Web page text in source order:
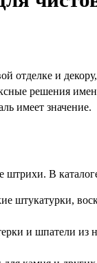
отделке и
решения
имеет значение.
В
штукатурки,
и шпатели из